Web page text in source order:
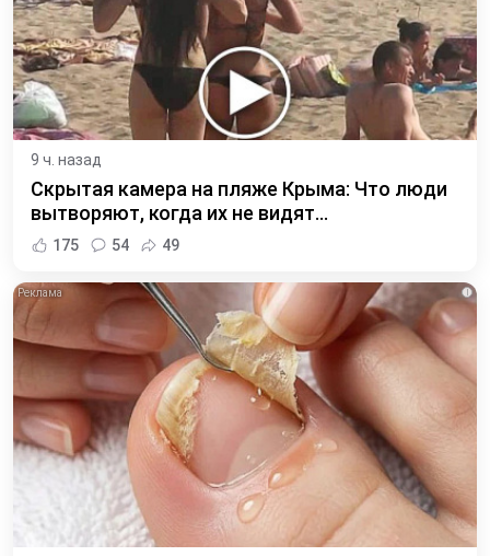
9 ч. назад
Скрытая камера на пляже Крыма: Что люди
вытворяют, когда их не видят...
175 54 49
i